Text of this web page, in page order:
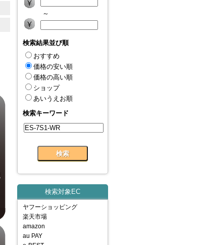
～
検索結果並び順
おすすめ
価格の安い順
価格の高い順
ショップ
あいうえお順
検索キーワード
検索対象EC
ヤフーショッピング
楽天市場
amazon
au PAY